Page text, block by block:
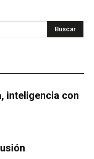
Buscar
inteligencia con